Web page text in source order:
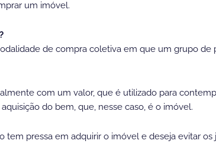
um imóvel.
de compra coletiva em que um grupo de
com um valor, que é utilizado para
do bem, que, nesse caso, é o imóvel.
tem pressa em adquirir o imóvel e deseja evitar